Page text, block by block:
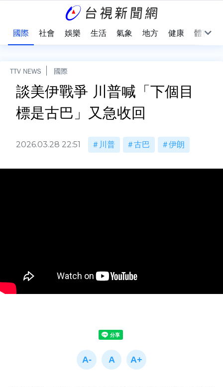
國際 社會 娛樂 生活 氣象 地方 健康 體育
TTV NEWS 國際
談美伊戰爭 川普喊「下個目
標是古巴」又急收回
2026.03.28 22:51 川普 古巴 伊朗